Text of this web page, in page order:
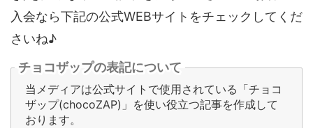
入会なら下記の公式WEBサイトをチェックしてくだ
さいね♪
チョコザップの表記について
当メディアは公式サイトで使用されている「チョコ
ザップ(chocoZAP)」を使い役立つ記事を作成して
おります。